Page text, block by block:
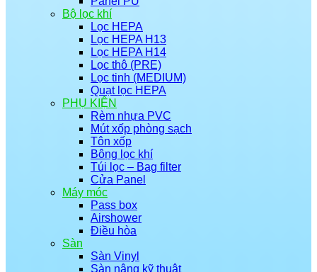
Bộ lọc khí
Lọc HEPA
Lọc HEPA H13
Lọc HEPA H14
Lọc thô (PRE)
Lọc tinh (MEDIUM)
Quạt lọc HEPA
PHỤ KIỆN
Rèm nhựa PVC
Mút xốp phòng sạch
Tôn xốp
Bông lọc khí
Túi lọc – Bag filter
Cửa Panel
Máy móc
Pass box
Airshower
Điều hòa
Sàn
Sàn Vinyl
Sàn nâng kỹ thuật